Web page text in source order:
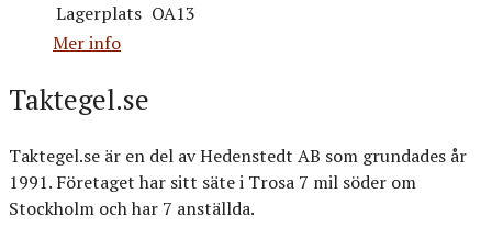
Lagerplats OA13
Mer info
Taktegel.se
Taktegel.se är en del av Hedenstedt AB som grundades år
1991. Företaget har sitt säte i Trosa 7 mil söder om
Stockholm och har 7 anställda.